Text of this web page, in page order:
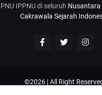
IPPNU di seluruh Nusantara
Cakrawala Sejarah
©2026 | All Right